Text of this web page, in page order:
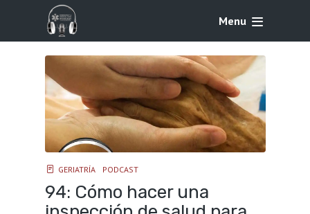
Menu
GERIATRÍA PODCAST
94: Cómo hacer una